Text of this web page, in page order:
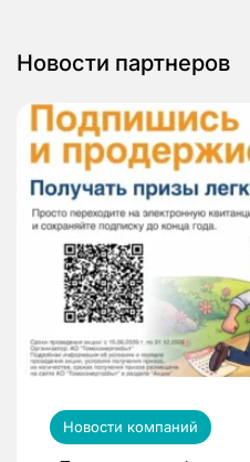
Новости партнеров
Новости компаний